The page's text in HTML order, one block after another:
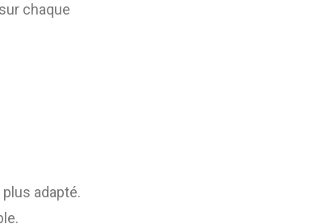
chaque
adapté.